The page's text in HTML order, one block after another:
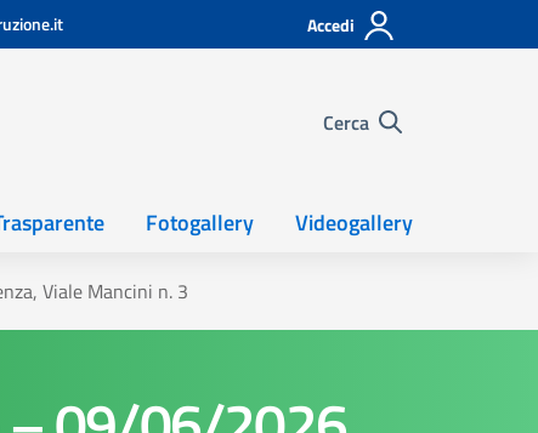
Accedi
Cerca
Fotogallery Videogallery
Viale Mancini n. 3